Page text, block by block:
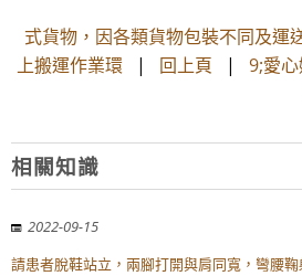
式貨物，因各類貨物包裝不同及運
上搬運作業環 | 回上頁 | 9;愛
相關知識
2022-09-15
請患者脫鞋站立，兩腳打開與肩同寬，彎腰鞠